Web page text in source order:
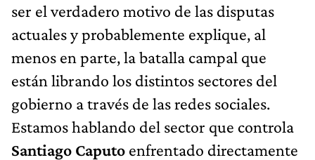
ser el verdadero motivo de las disputas
actuales y probablemente explique, al
menos en parte, la batalla campal que
están librando los distintos sectores del
gobierno a través de las redes sociales.
Estamos hablando del sector que controla
Santiago Caputo enfrentado directamente